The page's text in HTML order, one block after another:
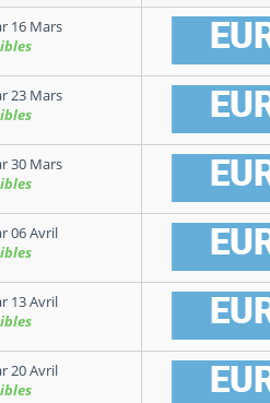
16 Mars
23 Mars
30 Mars
06 Avril
13 Avril
20 Avril